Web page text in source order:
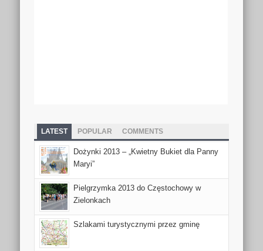
LATEST POPULAR COMMENTS
Dożynki 2013 – „Kwietny Bukiet dla Panny
Maryi”
Pielgrzymka 2013 do Częstochowy w
Zielonkach
Szlakami turystycznymi przez gminę